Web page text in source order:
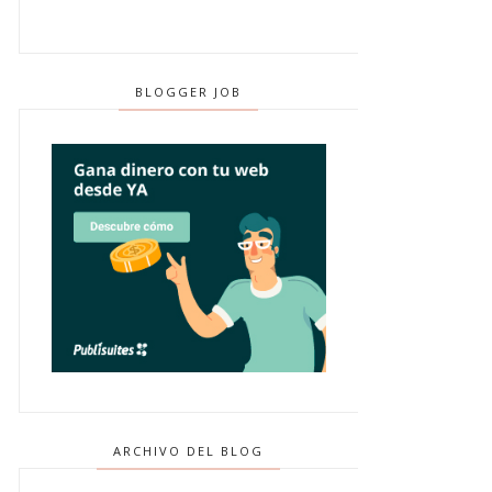
BLOGGER JOB
ARCHIVO DEL BLOG